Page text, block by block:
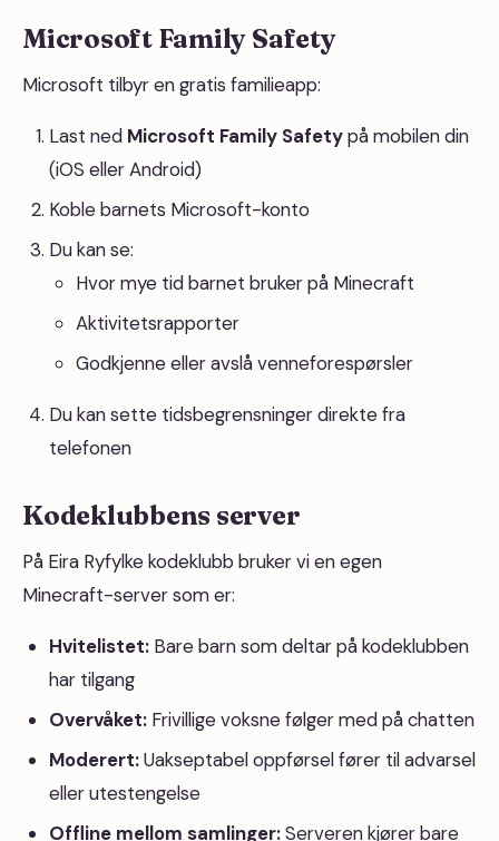
Microsoft Family Safety
Microsoft tilbyr en gratis familieapp:
Last ned Microsoft Family Safetypå mobilen din
(iOS eller Android)
Koble barnets Microsoft-konto
Du kan se:
Hvor mye tid barnet bruker på Minecraft
Aktivitetsrapporter
Godkjenne eller avslå venneforespørsler
Du kan sette tidsbegrensninger direkte fra
telefonen
Kodeklubbens server
På Eira Ryfylke kodeklubb bruker vi en egen
Minecraft-server som er:
Hvitelistet: Bare barn som deltar på kodeklubben
har tilgang
Overvåket: Frivillige voksne følger med på chatten
Moderert:Uakseptabel oppførsel fører til advarsel
eller utestengelse
Offline mellom samlinger:Serveren kjører bare